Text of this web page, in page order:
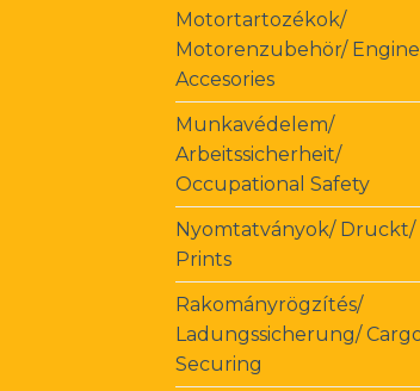
Motortartozékok/
Motorenzubehör/ Engine
Accesories
Munkavédelem/
Arbeitssicherheit/
Occupational Safety
Nyomtatványok/ Druckt/
Prints
Rakományrögzítés/
Ladungssicherung/
Securing